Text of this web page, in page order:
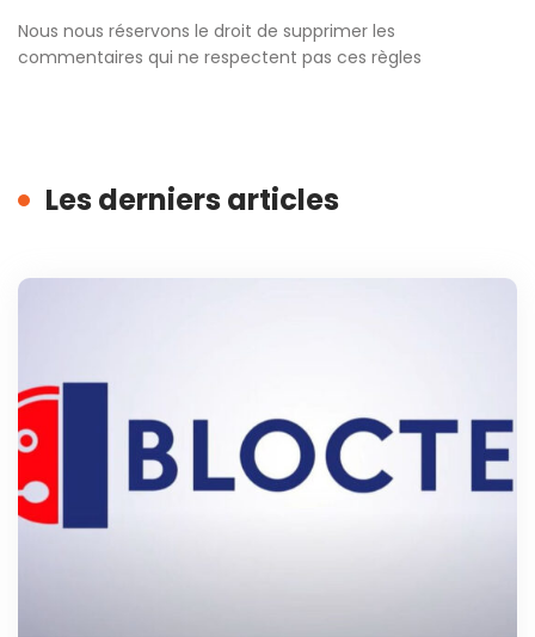
Nous nous réservons le droit de supprimer les
commentaires qui ne respectent pas ces règles
Les derniers articles